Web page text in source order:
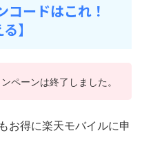
ードはこれ！
】
ペーンは終了しました。
お得に楽天モバイルに申